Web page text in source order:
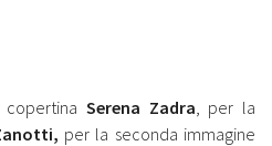
Serena Zadra , per la
per la seconda immagine